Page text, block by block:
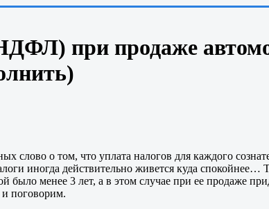
при продаже
слово о том, что уплата налогов для каждого
иногда действительно живется куда
было менее 3 лет, а в этом случае при ее продаже
поговорим.